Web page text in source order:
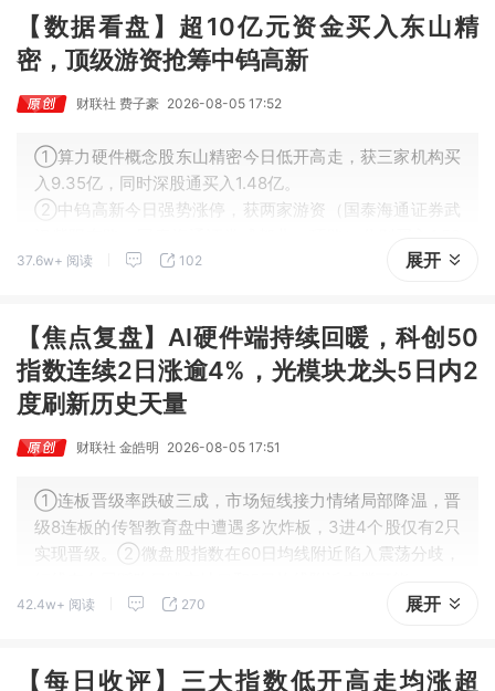
【数据看盘】超10亿元资金买入东山精
密，顶级游资抢筹中钨高新
财联社 费子豪 2026-08-05 17:52
①算力硬件概念股东山精密今日低开高走，获三家机构买
入9.35亿，同时深股通买入1.48亿。
②中钨高新今日强势涨停，获两家游资（国泰海通证券武
亿、1.01亿。
37.6w+ 阅读 102 展开
【焦点复盘】AI硬件端持续回暖，科创50
指数连续2日涨逾4%，光模块龙头5日内2
度刷新历史天量
财联社 金皓明 2026-08-05 17:51
①连板晋级率跌破三成，市场短线接力情绪局部降温，晋
级8连板的传智教育盘中遭遇多次炸板，3进4个股仅有2只
实现晋级。②微盘股指数在60日均线附近陷入震荡分歧，
42.4w+ 阅读 270 展开
【每日收评】三大指数低开高走均涨超